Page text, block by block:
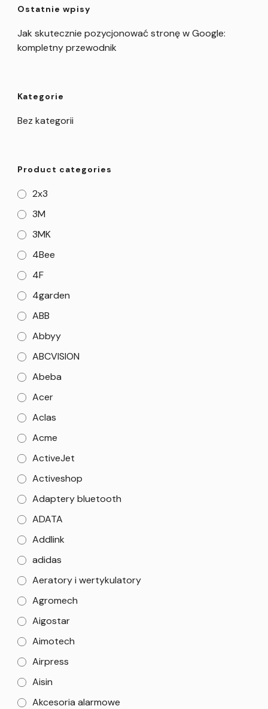
Ostatnie wpisy
Jak skutecznie pozycjonować stronę w Google:
kompletny przewodnik
Kategorie
Bez kategorii
Product categories
2x3
3M
3MK
4Bee
4F
4garden
ABB
Abbyy
ABCVISION
Abeba
Acer
Aclas
Acme
ActiveJet
Activeshop
Adaptery bluetooth
ADATA
Addlink
adidas
Aeratory i wertykulatory
Agromech
Aigostar
Aimotech
Airpress
Aisin
Akcesoria alarmowe